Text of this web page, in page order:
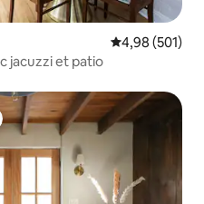
Évaluation
4,98 (501)
jacuzzi et patio
plus appréciés